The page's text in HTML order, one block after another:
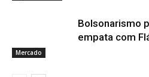
Mercado
Bolsonarismo
empata com